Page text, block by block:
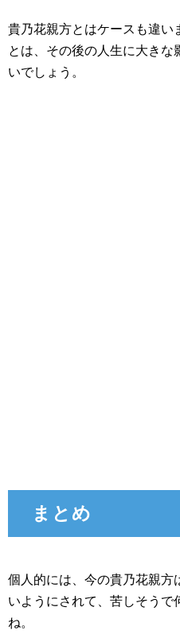
貴乃花親方とはケースも違い
とは、その後の人生に大き
いでしょう。
まとめ
個人的には、今の貴乃花親方
いようにされて、苦しそうで
ね。